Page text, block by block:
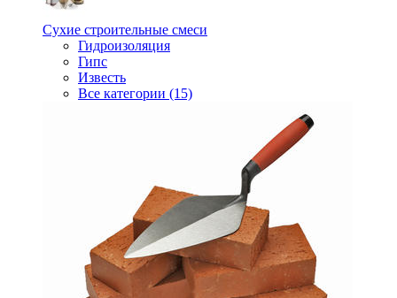
Сухие строительные смеси
Гидроизоляция
Гипс
Известь
Все категории (15)